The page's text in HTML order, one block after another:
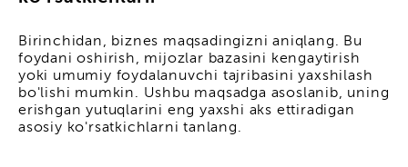
Birinchidan, biznes maqsadingizni aniqlang. Bu
foydani oshirish, mijozlar bazasini kengaytirish
yoki umumiy foydalanuvchi tajribasini yaxshilash
bo'lishi mumkin. Ushbu maqsadga asoslanib, uning
erishgan yutuqlarini eng yaxshi aks ettiradigan
asosiy ko'rsatkichlarni tanlang.